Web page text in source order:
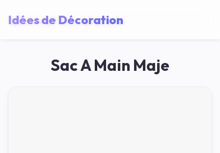
Idées de Décoration
Sac A Main Maje